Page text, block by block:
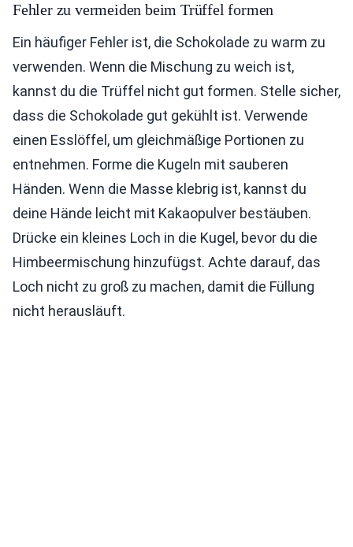
Fehler zu vermeiden beim Trüffel formen
Ein häufiger Fehler ist, die Schokolade zu warm zu
verwenden. Wenn die Mischung zu weich ist,
kannst du die Trüffel nicht gut formen. Stelle sicher,
dass die Schokolade gut gekühlt ist. Verwende
einen Esslöffel, um gleichmäßige Portionen zu
entnehmen. Forme die Kugeln mit sauberen
Händen. Wenn die Masse klebrig ist, kannst du
deine Hände leicht mit Kakaopulver bestäuben.
Drücke ein kleines Loch in die Kugel, bevor du die
Himbeermischung hinzufügst. Achte darauf, das
Loch nicht zu groß zu machen, damit die Füllung
nicht herausläuft.